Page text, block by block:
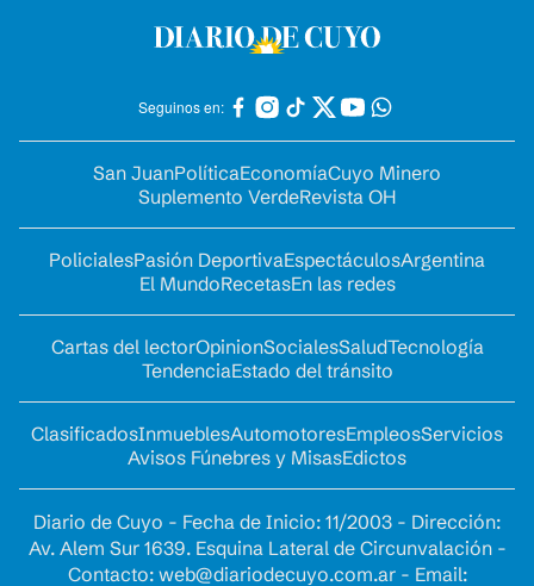
Seguinos en:
San JuanPolíticaEconomíaCuyo Minero
Suplemento VerdeRevista OH
PolicialesPasión DeportivaEspectáculosArgentina
El MundoRecetasEn las redes
Cartas del lectorOpinionSocialesSaludTecnología
TendenciaEstado del tránsito
ClasificadosInmueblesAutomotoresEmpleosServicios
Avisos Fúnebres y MisasEdictos
Diario de Cuyo - Fecha de Inicio: 11/2003 - Dirección:
Av. Alem Sur 1639. Esquina Lateral de Circunvalación -
Contacto: web@diariodecuyo.com.ar- Email: